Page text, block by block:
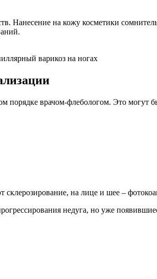
Нанесение на кожу косметики
порядке врачом-флебологом. Это могут
на лице и шее –
недуга, но уже